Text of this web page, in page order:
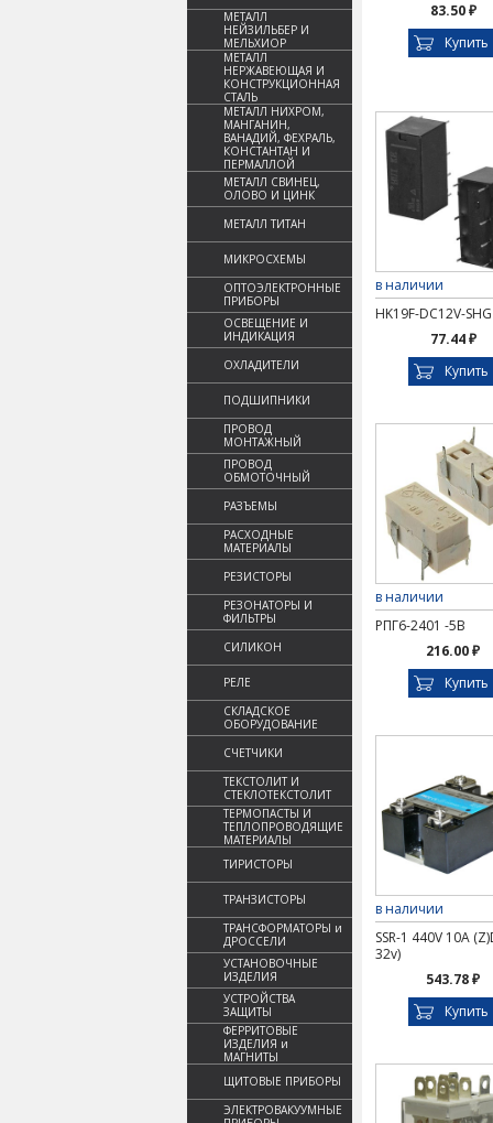
МЕТАЛЛ
НЕЙЗИЛЬБЕР И
МЕЛЬХИОР
МЕТАЛЛ
НЕРЖАВЕЮЩАЯ И
КОНСТРУКЦИОННАЯ
СТАЛЬ
МЕТАЛЛ НИХРОМ,
МАНГАНИН,
ВАНАДИЙ, ФЕХРАЛЬ,
КОНСТАНТАН И
ПЕРМАЛЛОЙ
МЕТАЛЛ СВИНЕЦ,
ОЛОВО И ЦИНК
МЕТАЛЛ ТИТАН
МИКРОСХЕМЫ
ОПТОЭЛЕКТРОННЫЕ
ПРИБОРЫ
ОСВЕЩЕНИЕ И
ИНДИКАЦИЯ
ОХЛАДИТЕЛИ
ПОДШИПНИКИ
ПРОВОД
МОНТАЖНЫЙ
ПРОВОД
ОБМОТОЧНЫЙ
РАЗЪЕМЫ
РАСХОДНЫЕ
МАТЕРИАЛЫ
РЕЗИСТОРЫ
РЕЗОНАТОРЫ И
ФИЛЬТРЫ
СИЛИКОН
РЕЛЕ
СКЛАДСКОЕ
ОБОРУДОВАНИЕ
СЧЕТЧИКИ
ТЕКСТОЛИТ И
СТЕКЛОТЕКСТОЛИТ
ТЕРМОПАСТЫ И
ТЕПЛОПРОВОДЯЩИЕ
МАТЕРИАЛЫ
ТИРИСТОРЫ
ТРАНЗИСТОРЫ
ТРАНСФОРМАТОРЫ и
ДРОССЕЛИ
УСТАНОВОЧНЫЕ
ИЗДЕЛИЯ
УСТРОЙСТВА
ЗАЩИТЫ
ФЕРРИТОВЫЕ
ИЗДЕЛИЯ и
МАГНИТЫ
ЩИТОВЫЕ ПРИБОРЫ
ЭЛЕКТРОВАКУУМНЫЕ
83.50 ₽
Купить
в наличии
HK19F-DC12V-SHG
77.44 ₽
Купить
в наличии
РПГ6-2401 -5В
216.00 ₽
Купить
в наличии
SSR-1 440V 10A
32v)
543.78 ₽
Купить